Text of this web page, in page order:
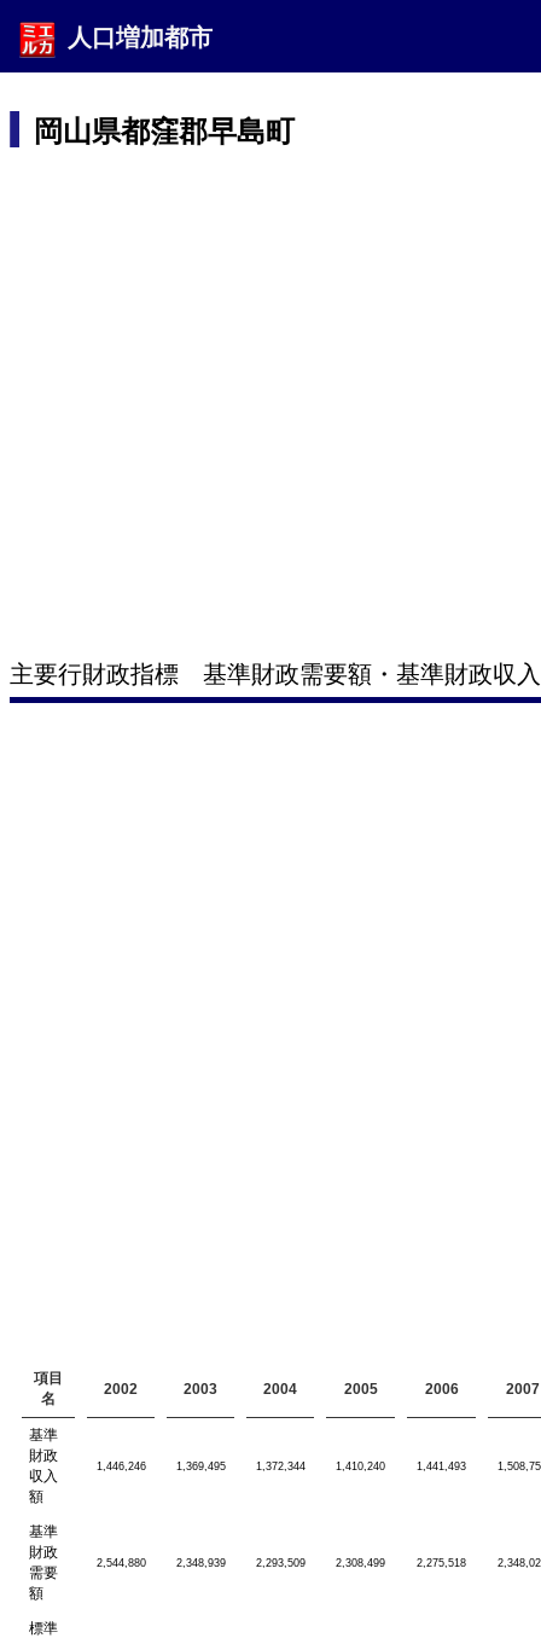
人口増加都市
岡山県都窪郡早島町
主要行財政指標 基準財政需要額・基準財政収
項目
名
2002 2003 2004 2005 2006 2007
基準
財政
収入
額
1,446,246 1,369,495 1,372,344 1,410,240 1,441,493
基準
財政
需要
額
2,544,880 2,348,939 2,293,509 2,308,499 2,275,518
標準